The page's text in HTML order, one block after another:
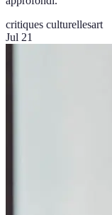
critiques culturellesart
Jul 21